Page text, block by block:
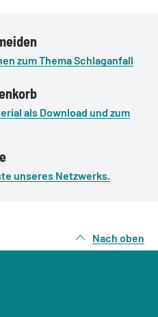
zum Thema Schlaganfall
als Download und zum
unseres Netzwerks.
Nach oben